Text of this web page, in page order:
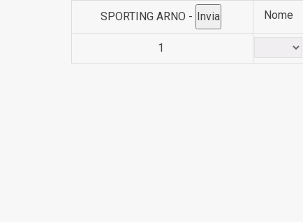
SPORTING ARNO - Nome
1